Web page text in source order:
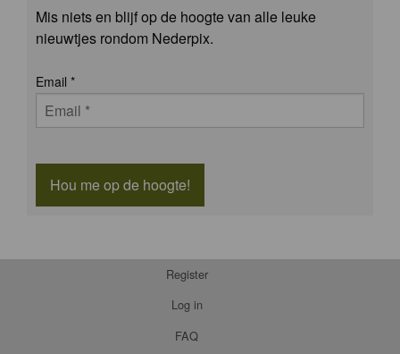
Mis niets en blijf op de hoogte van alle leuke
nieuwtjes rondom Nederpix.
Email *
Hou me op de hoogte!
Register
Log in
FAQ